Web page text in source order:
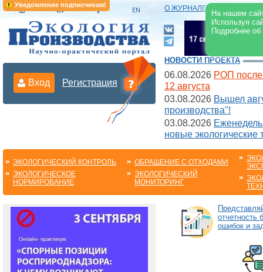
Уведомление подписчикам!
На нашем
Используя
Подробнее
О ЖУРНАЛЕ |
Вход Регистрация
НОВОСТИ ПРОЕКТА
06.08.2026 РОП после
12 августа
03.08.2026 Вышел
производства"!
03.08.2026
новые экологические
ЭКОЛОГИЧЕСКИЙ КОНТРОЛЬ
ЭКОЛОГИЧЕСКОЕ
НОРМИРОВАНИЕ
ОБРАЩЕНИЕ С ОТХОДАМИ
ЭКОЛОГИЧЕСКИЙ
МОНИТОРИНГ
отчетность
ошибок и